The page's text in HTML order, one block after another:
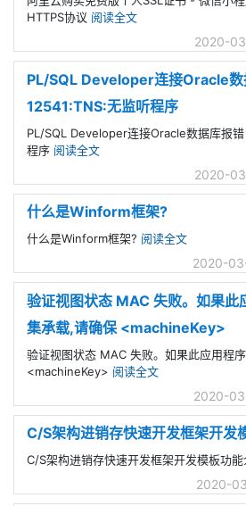
HTTPS协议 阅读全文
2020-
PL/SQL Developer连接Oracle
12541:TNS:无监听程序
PL/SQL Developer连接Oracle数据库报
程序 阅读全文
2020-
什么是Winform框架?
什么是Winform框架? 阅读全文
2020-
验证视图状态 MAC 失败。如果此
集承载,请确保 <machineKey>
验证视图状态 MAC 失败。如果此应用程
<machineKey> 阅读全文
2020-
C/S架构进销存快速开发框架开发
C/S架构进销存快速开发框架开发模板功能
2020-